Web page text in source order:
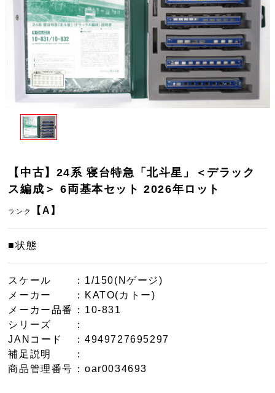
【中古】24系 寝台特急「北斗星」＜デラック
ス編成＞ 6両基本セット 2026年ロット
ランク 【A】
■状態
スケール
：1/150(Nゲージ)
メーカー
：KATO(カトー)
メーカー品番
：10-831
シリーズ
：
JANコード
：4949727695297
補足説明
：
商品管理番号 ：oar0034693